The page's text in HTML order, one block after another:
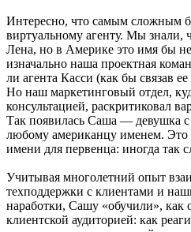
Интересно, что самым сложным
виртуальному агенту. Мы знали,
Лена, но в Америке это имя бы
изначально наша проектная
ли агента Касси (как бы связав
Но наш маркетинговый отдел,
консультацией, раскритиковал
Так появилась Саша — девушка
любому американцу именем.
имени для первенца: иногда так
Учитывая многолетний опыт
техподдержки с клиентами и
наработки, Сашу «обучили», как
клиентской аудиторией: как